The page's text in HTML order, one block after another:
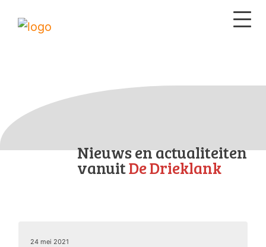
Nieuws en actualiteiten
vanuitDe Drieklank
24 mei 2021